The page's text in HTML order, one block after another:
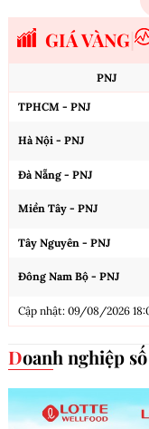
GIÁ VÀNG
PNJ
TPHCM - PNJ
Hà Nội - PNJ
Đà Nẵng - PNJ
Miền Tây - PNJ
Tây Nguyên - PNJ
Đông Nam Bộ - PNJ
Cập nhật: 09/08/2026
Doanh nghiệp số